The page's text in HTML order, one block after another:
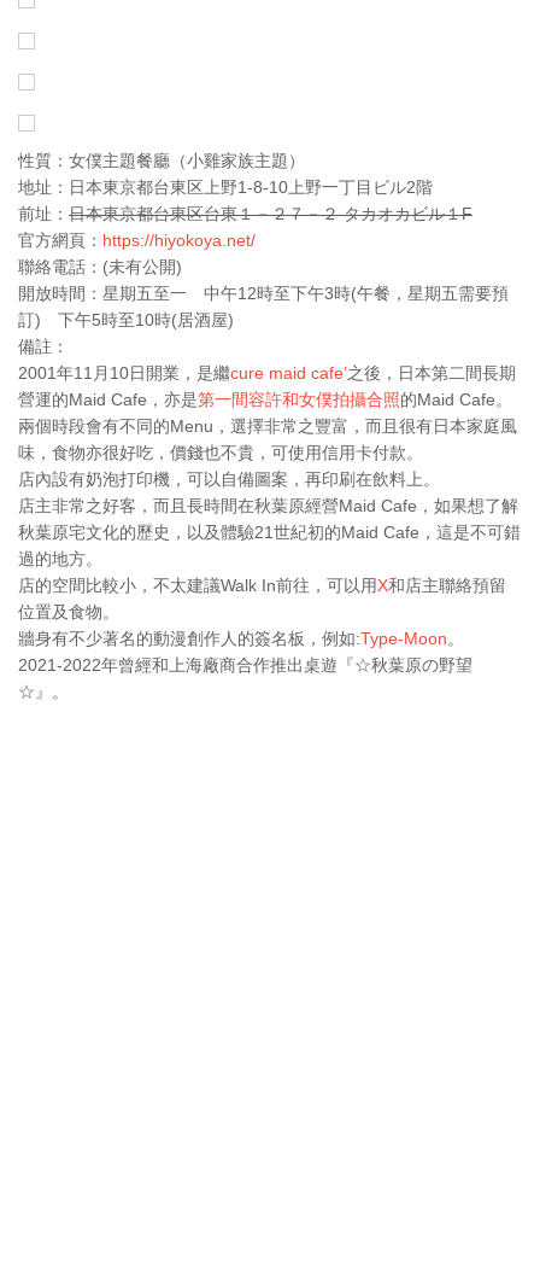
性質：女僕主題餐廳（小雞家族主題）
地址：日本東京都台東区上野1-8-10上野一丁目ビル2階
前址： 日本東京都台東区台東１－２７－２ タカオカビル１F
官方網頁： https://hiyokoya.net/
聯絡電話：(未有公開)
開放時間：星期五至一 中午12時至下午3時(午餐，星期五需要預
訂) 下午5時至10時(居酒屋)
備註：
2001年11月10日開業，是繼cure maid cafe’之後，日本第二間長期
營運的Maid Cafe，亦是第一間容許和女僕拍攝合照的Maid Cafe。
兩個時段會有不同的Menu，選擇非常之豐富，而且很有日本家庭風
味，食物亦很好吃，價錢也不貴，可使用信用卡付款。
店內設有奶泡打印機，可以自備圖案，再印刷在飲料上。
店主非常之好客，而且長時間在秋葉原經營Maid Cafe，如果想了解
秋葉原宅文化的歷史，以及體驗21世紀初的Maid Cafe，這是不可錯
過的地方。
店的空間比較小，不太建議Walk In前往，可以用X和店主聯絡預留
位置及食物。
牆身有不少著名的動漫創作人的簽名板，例如:Type-Moon。
2021-2022年曾經和上海廠商合作推出桌遊『☆秋葉原の野望
☆』。